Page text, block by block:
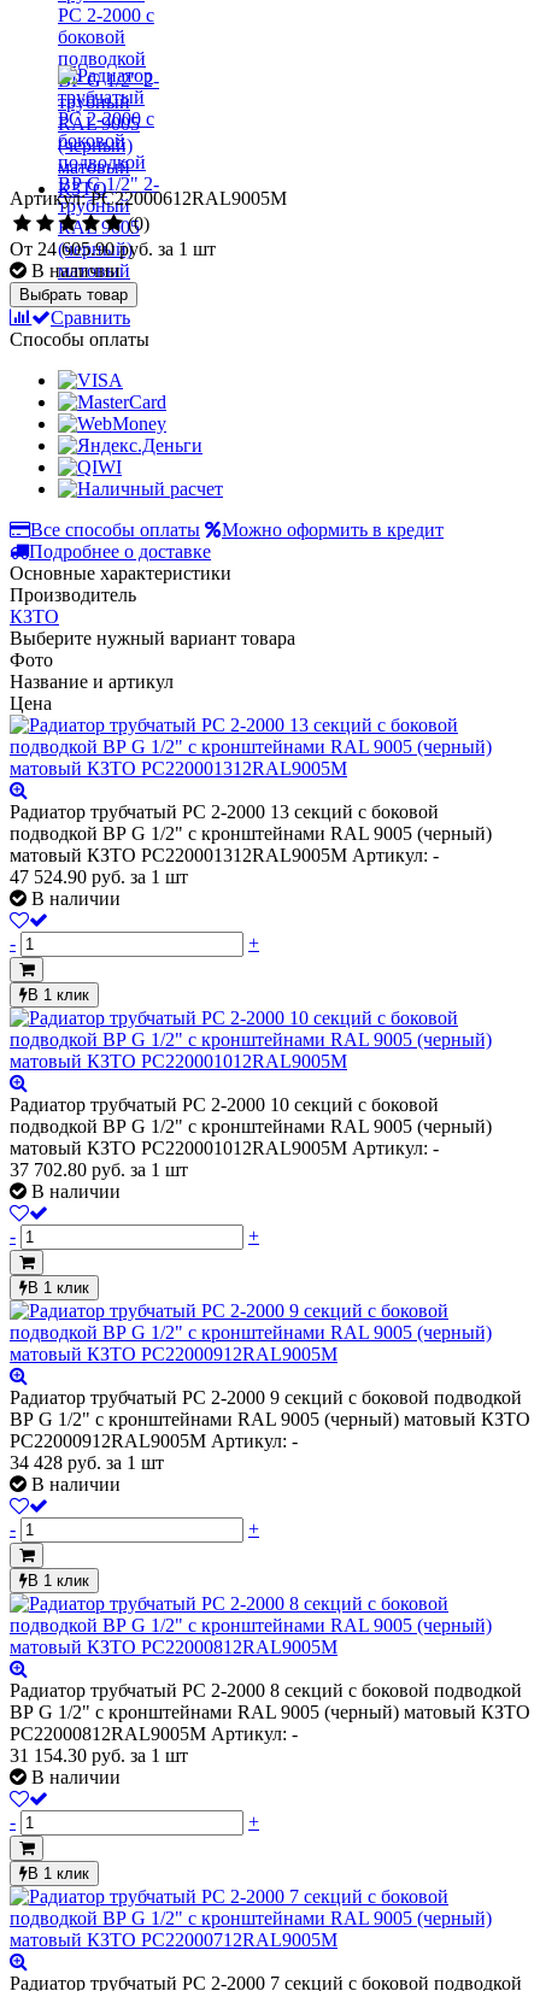
Артикул: РС22000612RAL9005М
(0)
От 24 605.90 руб. за 1 шт
В наличии
Выбрать товар
Сравнить
Способы оплаты
Все способы оплаты
Можно оформить в кредит
Подробнее о доставке
Основные характеристики
Производитель
КЗТО
Выберите нужный вариант товара
Фото
Название и артикул
Цена
Радиатор трубчатый РС 2-2000 13 секций с боковой
подводкой ВР G 1/2" с кронштейнами RAL 9005 (черный)
матовый КЗТО РС220001312RAL9005М Артикул: -
47 524.90 руб. за 1 шт
В наличии
- +
В 1 клик
Радиатор трубчатый РС 2-2000 10 секций с боковой
подводкой ВР G 1/2" с кронштейнами RAL 9005 (черный)
матовый КЗТО РС220001012RAL9005М Артикул: -
37 702.80 руб. за 1 шт
В наличии
- +
В 1 клик
Радиатор трубчатый РС 2-2000 9 секций с боковой подводкой
ВР G 1/2" с кронштейнами RAL 9005 (черный) матовый КЗТО
РС22000912RAL9005М Артикул: -
34 428 руб. за 1 шт
В наличии
- +
В 1 клик
Радиатор трубчатый РС 2-2000 8 секций с боковой подводкой
ВР G 1/2" с кронштейнами RAL 9005 (черный) матовый КЗТО
РС22000812RAL9005М Артикул: -
31 154.30 руб. за 1 шт
В наличии
- +
В 1 клик
Радиатор трубчатый РС 2-2000 7 секций с боковой подводкой